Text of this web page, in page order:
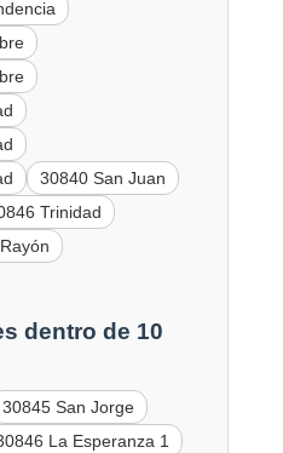
30840 San Juan
Trinidad
dentro de 10
30845 San Jorge
La Esperanza 1